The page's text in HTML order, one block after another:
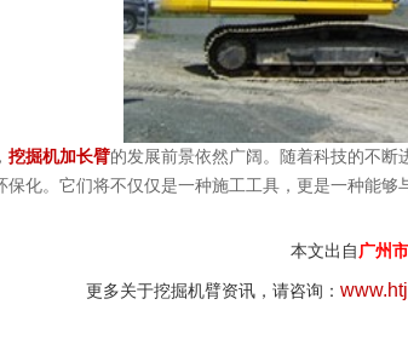
挖掘机加长臂的发展前景依然广阔。随着科技的不
保化。它们将不仅仅是一种施工工具，更是一种能够
本文出自 广州
更多关于挖掘机臂资讯，请咨询：